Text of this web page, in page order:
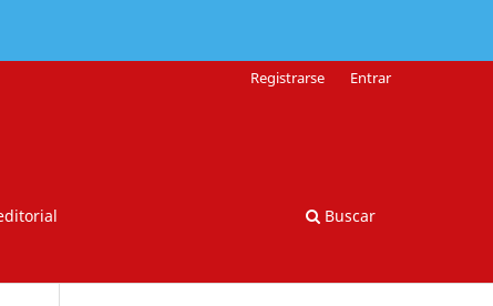
Buscar
Registrarse Entrar